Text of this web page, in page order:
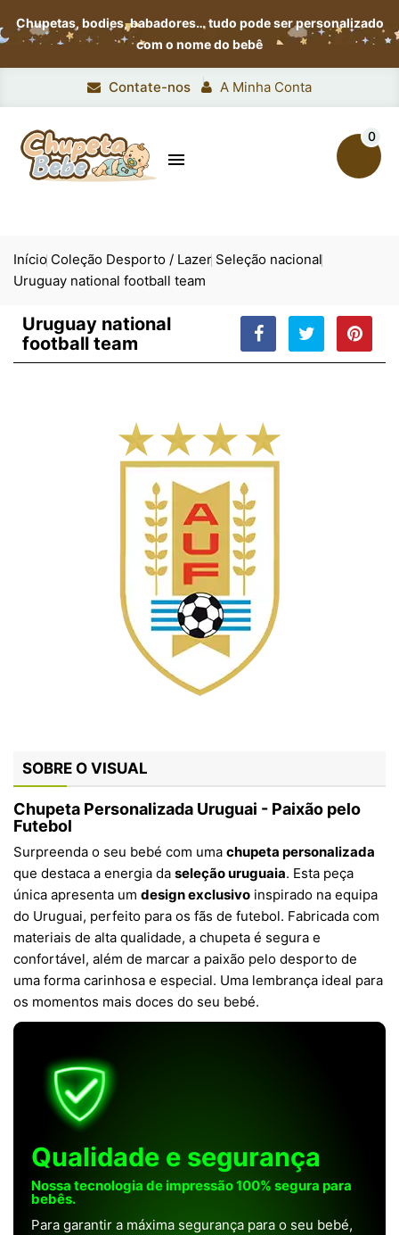
Chupetas, bodies, babadores…tudo pode ser personalizado
com o nome do bebê
Contate-nos A Minha Conta

0
Início Coleção Desporto / Lazer Seleção nacional
Uruguay national football team
Uruguay national
football team
SOBRE O VISUAL
Chupeta Personalizada Uruguai - Paixão pelo
Futebol
Surpreenda o seu bebé com uma chupeta personalizada
que destaca a energia da seleção uruguaia. Esta peça
única apresenta um design exclusivo inspirado na equipa
do Uruguai, perfeito para os fãs de futebol. Fabricada com
materiais de alta qualidade, a chupeta é segura e
confortável, além de marcar a paixão pelo desporto de
uma forma carinhosa e especial. Uma lembrança ideal para
os momentos mais doces do seu bebé.
Qualidade e segurança
Nossa tecnologia de impressão 100% segura para
bebês.
Para garantir a máxima segurança para o seu bebé,